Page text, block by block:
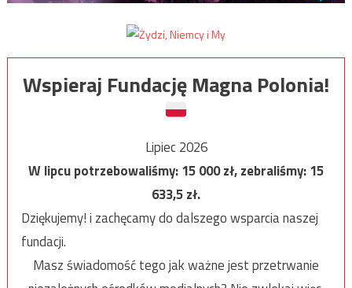
Wspieraj Fundację Magna Polonia!
Lipiec 2026
W lipcu potrzebowaliśmy:15 000zł, zebraliśmy:15
633,5zł.
Dziękujemy! i zachęcamy do dalszego wsparcia naszej
fundacji.
Masz świadomość tego jak ważne jest przetrwanie